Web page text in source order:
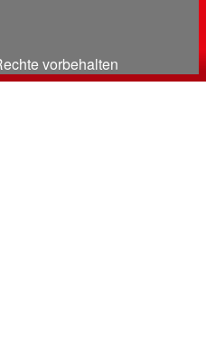
vorbehalten